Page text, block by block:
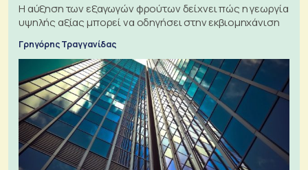
Η αύξηση των εξαγωγών φρούτων δείχνει πώς η γεωργία
υψηλής αξίας μπορεί να οδηγήσει στην εκβιομηχάνιση
Γρηγόρης Τραγγανίδας